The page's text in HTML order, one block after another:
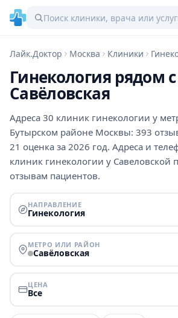
Лайк.Доктор Москва Клиники
Гинекология рядом
Савёловская
Адреса 30 клиник гинекологии у
Бутырском районе Москвы: 393
21 оценка за 2026 год. Адреса и
клиник гинекологии у Савеловской
отзывам пациентов.
НАПРАВЛЕНИЕ
Гинекология
МЕТРО ИЛИ РАЙОН
Савёловская
ЦЕНА
Все